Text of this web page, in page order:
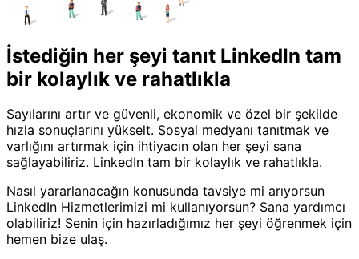
İstediğin her şeyi tanıt LinkedIn tam
bir kolaylık ve rahatlıkla
Sayılarını artır ve güvenli, ekonomik ve özel bir şekilde
hızla sonuçlarını yükselt. Sosyal medyanı tanıtmak ve
varlığını artırmak için ihtiyacın olan her şeyi sana
sağlayabiliriz. LinkedIn tam bir kolaylık ve rahatlıkla.
Nasıl yararlanacağın konusunda tavsiye mi arıyorsun
LinkedIn Hizmetlerimizi mi kullanıyorsun? Sana yardımcı
olabiliriz! Senin için hazırladığımız her şeyi öğrenmek için
hemen bize ulaş.